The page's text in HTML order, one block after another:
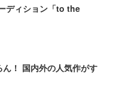
ディション「to the
！ 国内外の人気作がす